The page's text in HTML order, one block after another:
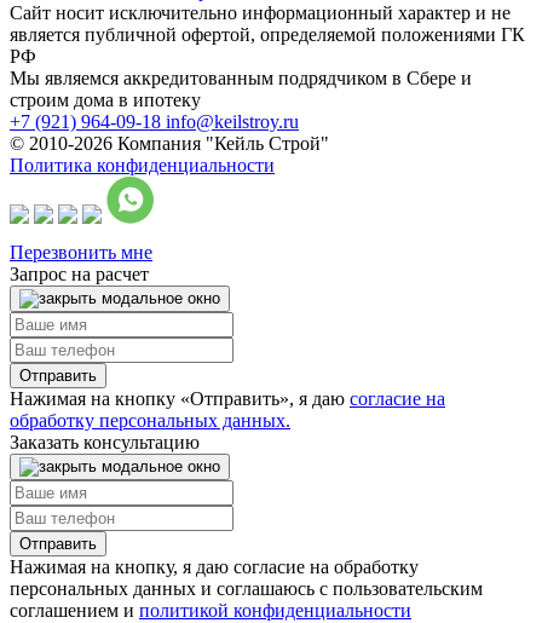
Сайт носит исключительно информационный характер и не
является публичной офертой, определяемой положениями ГК
РФ
Мы являемся аккредитованным подрядчиком в Сбере и
строим дома в ипотеку
+7 (921) 964-09-18 info@keilstroy.ru
© 2010-2026 Компания "Кейль Строй"
Политика конфиденциальности
Перезвонить мне
Запрос на расчет
Нажимая на кнопку «Отправить», я даю согласие на
обработку персональных данных.
Заказать консультацию
Нажимая на кнопку, я даю согласие на обработку
персональных данных и соглашаюсь с пользовательским
соглашением и политикой конфиденциальности